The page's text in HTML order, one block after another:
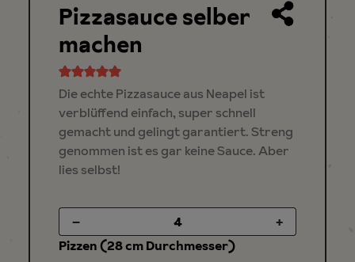
Pizzasauce selber
machen
Die echte Pizzasauce aus Neapel ist
verblüffend einfach, super schnell
gemacht und gelingt garantiert. Streng
genommen ist es gar keine Sauce. Aber
lies selbst!
–
+
Pizzen (28 cm Durchmesser)